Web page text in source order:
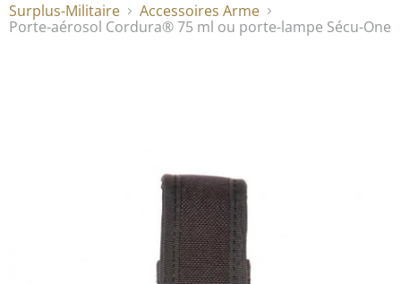
Surplus-Militaire
Accessoires Arme
Porte-aérosol Cordura® 75 ml ou porte-lampe Sécu-One